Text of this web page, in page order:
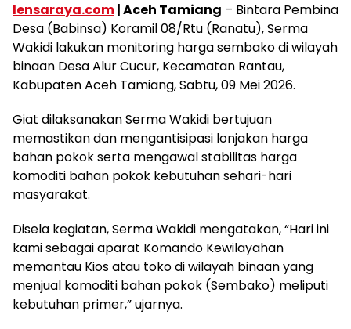
lensaraya.com| Aceh Tamiang – Bintara Pembina
Desa (Babinsa) Koramil 08/Rtu (Ranatu), Serma
Wakidi lakukan monitoring harga sembako di wilayah
binaan Desa Alur Cucur, Kecamatan Rantau,
Kabupaten Aceh Tamiang, Sabtu, 09 Mei 2026.
Giat dilaksanakan Serma Wakidi bertujuan
memastikan dan mengantisipasi lonjakan harga
bahan pokok serta mengawal stabilitas harga
komoditi bahan pokok kebutuhan sehari-hari
masyarakat.
Disela kegiatan, Serma Wakidi mengatakan, “Hari ini
kami sebagai aparat Komando Kewilayahan
memantau Kios atau toko di wilayah binaan yang
menjual komoditi bahan pokok (Sembako) meliputi
kebutuhan primer,” ujarnya.